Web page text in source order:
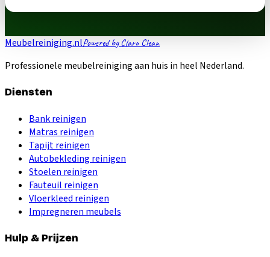
Meubelreiniging.nlPowered by Claro Clean
Professionele meubelreiniging aan huis in heel Nederland.
Diensten
Bank reinigen
Matras reinigen
Tapijt reinigen
Autobekleding reinigen
Stoelen reinigen
Fauteuil reinigen
Vloerkleed reinigen
Impregneren meubels
Hulp & Prijzen